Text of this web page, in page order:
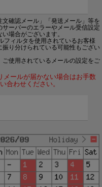
確認メール」「発送メール」等を
ーバーのエラーやメール受信設定
場合がございます。
フィルタを使用されているお客様
り分けられている可能性もござい
使用されているメールの設定をご
ールが届かない場合はお手数
合わせください。